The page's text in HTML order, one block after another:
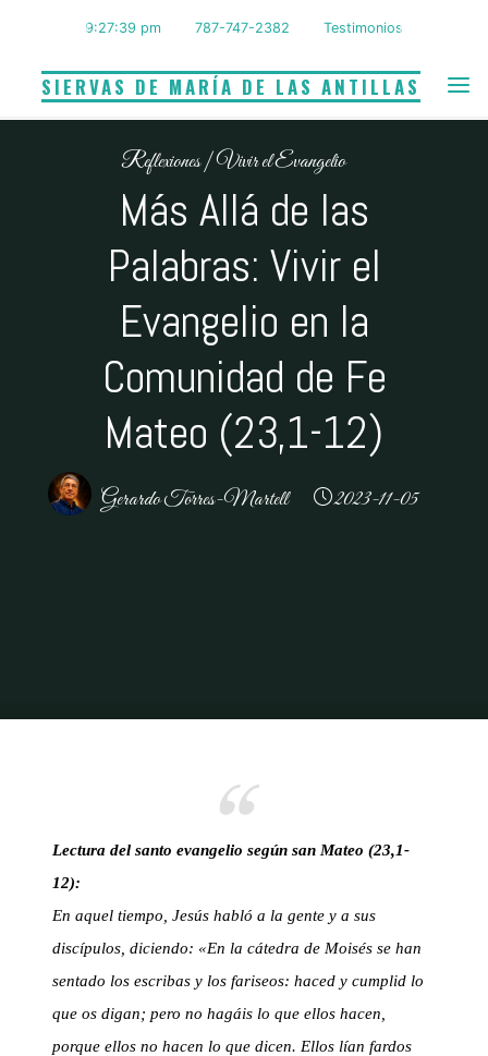
contenidoSIERVAS DE MARÍA DE LAS ANTILLAS
9:27:40 pm 787-747-2382 Testimonios
Reflexiones|Vivir el Evangelio
Más Allá de las
Palabras: Vivir el
Evangelio en la
Comunidad de Fe
Mateo (23,1-12)
Gerardo Torres-Martell 2023-11-05
Lectura del santo evangelio según san Mateo (23,1-
12):
En aquel tiempo, Jesús habló a la gente y a sus
discípulos, diciendo: «En la cátedra de Moisés se han
sentado los escribas y los fariseos: haced y cumplid lo
que os digan; pero no hagáis lo que ellos hacen,
porque ellos no hacen lo que dicen. Ellos lían fardos